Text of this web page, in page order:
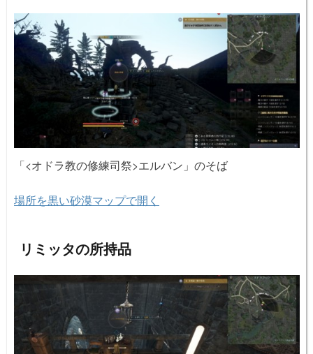
「<オドラ教の修練司祭>エルバン」のそば
場所を黒い砂漠マップで開く
リミッタの所持品